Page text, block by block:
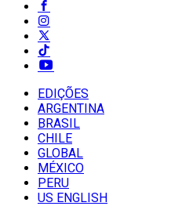
EDIÇÕES
ARGENTINA
BRASIL
CHILE
GLOBAL
MÉXICO
PERU
US ENGLISH